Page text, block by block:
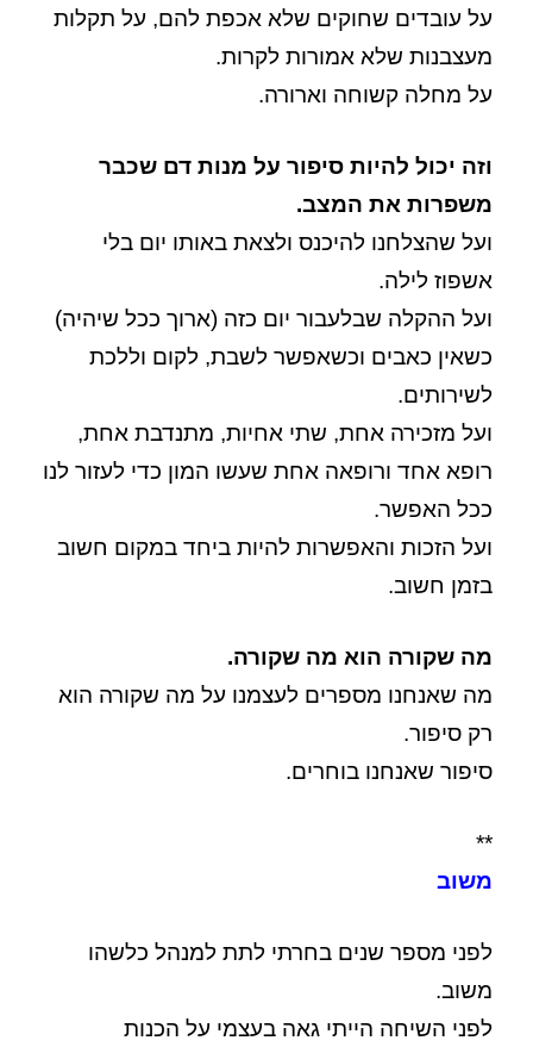
על עובדים שחוקים שלא אכפת להם, על תקלות
מעצבנות שלא אמורות לקרות.
על מחלה קשוחה וארורה.
וזה יכול להיות סיפור על מנות דם שכבר
משפרות את המצב.
ועל שהצלחנו להיכנס ולצאת באותו יום בלי
אשפוז לילה.
ועל ההקלה שבלעבור יום כזה (ארוך ככל שיהיה)
כשאין כאבים וכשאפשר לשבת, לקום וללכת
לשירותים.
ועל מזכירה אחת, שתי אחיות, מתנדבת אחת,
רופא אחד ורופאה אחת שעשו המון כדי לעזור לנו
ככל האפשר.
ועל הזכות והאפשרות להיות ביחד במקום חשוב
בזמן חשוב.
מה שקורה הוא מה שקורה.
מה שאנחנו מספרים לעצמנו על מה שקורה הוא
רק סיפור.
סיפור שאנחנו בוחרים.
**
משוב
לפני מספר שנים בחרתי לתת למנהל כלשהו
משוב.
לפני השיחה הייתי גאה בעצמי על הכנות